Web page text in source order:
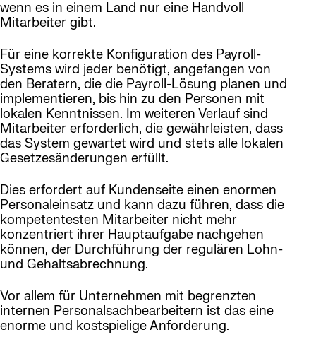
wenn es in einem Land nur eine Handvoll
Mitarbeiter gibt.
Für eine korrekte Konfiguration des Payroll-
Systems wird jeder benötigt, angefangen von
den Beratern, die die Payroll-Lösung planen und
implementieren, bis hin zu den Personen mit
lokalen Kenntnissen. Im weiteren Verlauf sind
Mitarbeiter erforderlich, die gewährleisten, dass
das System gewartet wird und stets alle lokalen
Gesetzesänderungen erfüllt.
Dies erfordert auf Kundenseite einen enormen
Personaleinsatz und kann dazu führen, dass die
kompetentesten Mitarbeiter nicht mehr
konzentriert ihrer Hauptaufgabe nachgehen
können, der Durchführung der regulären Lohn-
und Gehaltsabrechnung.
Vor allem für Unternehmen mit begrenzten
internen Personalsachbearbeitern ist das eine
enorme und kostspielige Anforderung.